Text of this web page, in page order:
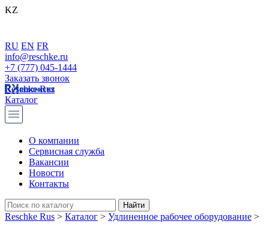
KZ
RU EN FR
info@reschke.ru
+7 (777) 045-1444
Заказать звонок
Reschke Rus
Каталог
О компании
Сервисная служба
Вакансии
Новости
Контакты
Reschke Rus > Каталог > Удлиненное рабочее оборудование >